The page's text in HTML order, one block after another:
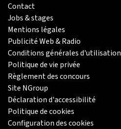
Contact
Jobs & stages
Mentions légales
Publicité Web & Radio
Conditions générales d'utilisation
Politique de vie privée
Règlement des concours
Site NGroup
Déclaration d'accessibilité
Politique de cookies
Configuration des cookies